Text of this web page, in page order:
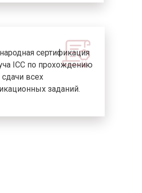
сертификация
ICC по прохождению
сдачи всех
заданий.